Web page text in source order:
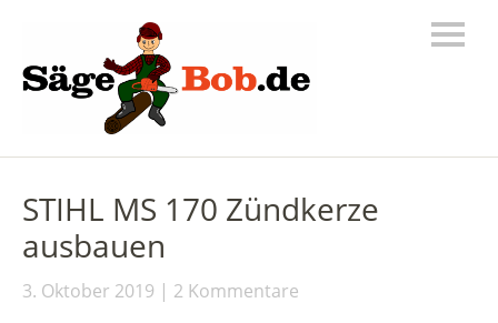
STIHL MS 170 Zündkerze
ausbauen
3. Oktober 2019 2 Kommentare